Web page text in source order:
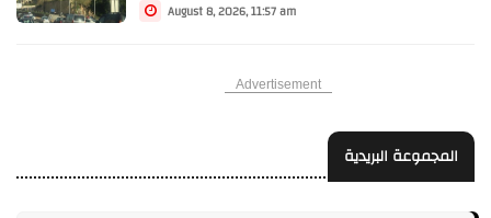
August 8, 2026, 11:57 am
Advertisement
المجموعة البريدية